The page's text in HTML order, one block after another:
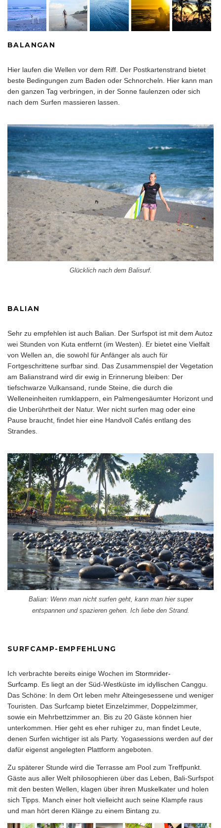
BALANGAN
Hier laufen die Wellen vor dem Riff. Der Postkartenstrand bietet
beste Bedingungen zum Baden oder Schnorcheln. Hier kann man
den ganzen Tag verbringen, in der Sonne faulenzen oder sich
nach dem Surfen massieren lassen.
Glücklich nach dem Balisurf.
BALIAN
Sehr zu empfehlen ist auch Balian. Der Surfspot ist mit dem Autoz
wei Stunden von Kuta entfernt (im Westen). Er bietet eine Vielfalt
von Wellen an, die sowohl für Anfänger als auch für
Fortgeschrittene surfbar sind. Das Zusammenspiel der Vegetation
am Balianstrand wird dir ewig in Erinnerung bleiben: Der
tiefschwarze Vulkansand, runde Steine, die durch die
Welleneinheiten rumklappern, ein Palmengesäumter Horizont und
die Unberührtheit der Natur. Wer nicht surfen mag oder eine
Pause braucht, findet hier eine Handvoll Cafés entlang des
Strandes.
Balian: Wenn man nicht surfen geht, kann man hier super
entspannen und spazieren gehen. Ich liebe den Strand.
SURFCAMP-EMPFEHLUNG
Ich verbrachte bereits einige Wochen im Stormrider-
Surfcamp. Es liegt an der Süd-Westküste im idyllischen Canggu.
Das Schöne: In dem Ort leben mehr Alteingesessene und weniger
Touristen. Das Surfcamp bietet Einzelzimmer, Doppelzimmer,
sowie ein Mehrbettzimmer an. Bis zu 20 Gäste können hier
unterkommen. Hier geht es eher ruhiger zu, man findet Leute,
denen Surfen wichtiger ist als Party. Yogasessions werden auf der
dafür eigenst angelegten Plattform angeboten.
Zu späterer Stunde wird die Terrasse am Pool zum Treffpunkt.
Gäste aus aller Welt philosophieren über das Leben, Bali-Surfspot
mit den besten Wellen, klagen über ihren Muskelkater und holen
sich Tipps. Manch einer holt vielleicht auch seine Klampfe raus
und man hört deren Klänge zu einem Bintang zu.